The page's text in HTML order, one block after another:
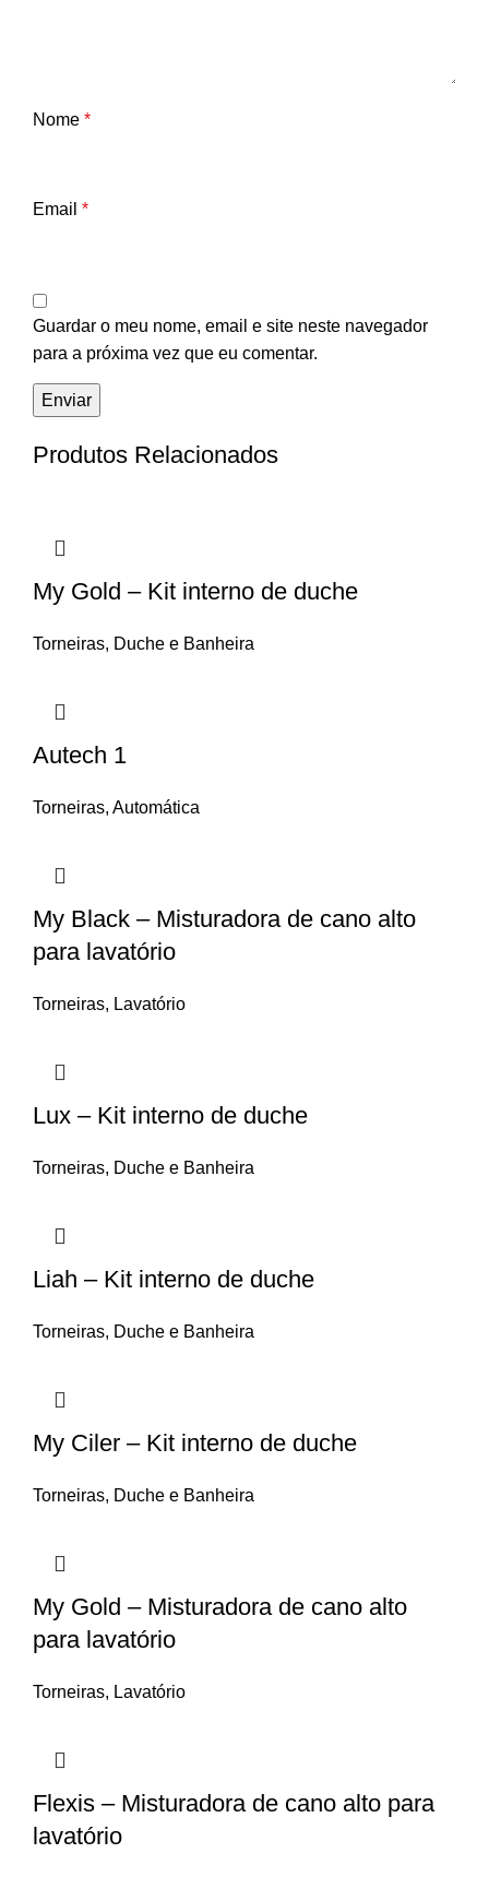
Nome *
Email *
Guardar o meu nome, email e site neste navegador
para a próxima vez que eu comentar.
Produtos Relacionados
My Gold – Kit interno de duche
Torneiras, Duche e Banheira
Autech 1
Torneiras, Automática
My Black – Misturadora de cano alto
para lavatório
Torneiras, Lavatório
Lux – Kit interno de duche
Torneiras, Duche e Banheira
Liah – Kit interno de duche
Torneiras, Duche e Banheira
My Ciler – Kit interno de duche
Torneiras, Duche e Banheira
My Gold – Misturadora de cano alto
para lavatório
Torneiras, Lavatório
Flexis – Misturadora de cano alto para
lavatório